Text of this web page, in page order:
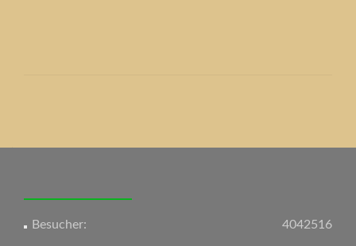
Navigation
4042516
Besucher: